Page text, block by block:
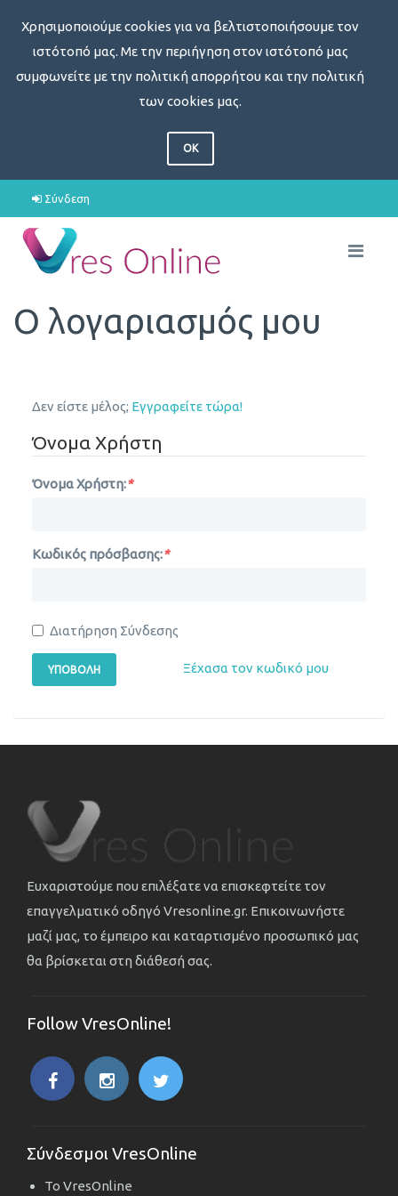
Χρησιμοποιούμε cookies για να βελτιστοποιήσουμε τον
ιστότοπό μας. Με την περιήγηση στον ιστότοπό μας
συμφωνείτε με την πολιτική απορρήτου και την πολιτική
των cookies μας.
OK
Σύνδεση
Ο λογαριασμός μου
Δεν είστε μέλος; Εγγραφείτε τώρα!
Όνομα Χρήστη
Όνομα Χρήστη:*
Κωδικός πρόσβασης:*
Διατήρηση Σύνδεσης
ΥΠΟΒΟΛΉ Ξέχασα τον κωδικό μου
Ευχαριστούμε που επιλέξατε να επισκεφτείτε τον
επαγγελματικό οδηγό Vresonline.gr. Επικοινωνήστε
μαζί μας, το έμπειρο και καταρτισμένο προσωπικό μας
θα βρίσκεται στη διάθεσή σας.
Follow VresOnline!
Σύνδεσμοι VresOnline
Το VresOnline